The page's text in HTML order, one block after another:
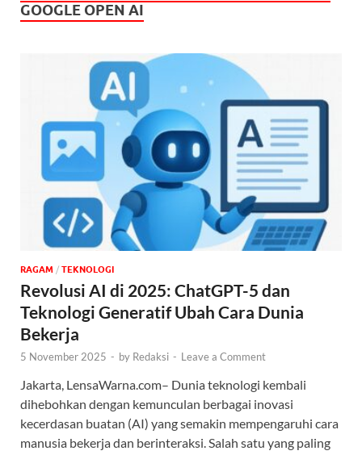
GOOGLE OPEN AI
‎RAGAM / TEKNOLOGI
Revolusi AI di 2025: ChatGPT-5 dan
Teknologi Generatif Ubah Cara Dunia
Bekerja
5 November 2025 - by Redaksi - Leave a Comment
Jakarta, LensaWarna.com– Dunia teknologi kembali
dihebohkan dengan kemunculan berbagai inovasi
kecerdasan buatan (AI) yang semakin mempengaruhi cara
manusia bekerja dan berinteraksi. Salah satu yang paling